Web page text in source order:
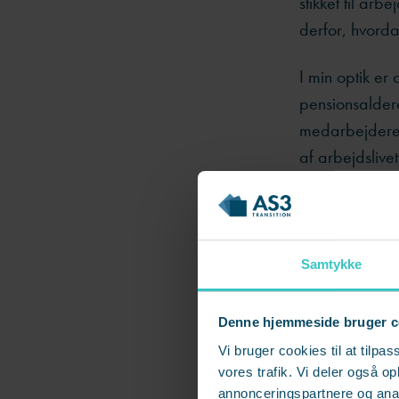
Samtykke
Denne hjemmeside bruger
Vi bruger cookies til at
vores trafik. Vi deler også
annonceringspartnere og
derfor,
I min optik er
af
afvikling
Men angsten
kompetencer